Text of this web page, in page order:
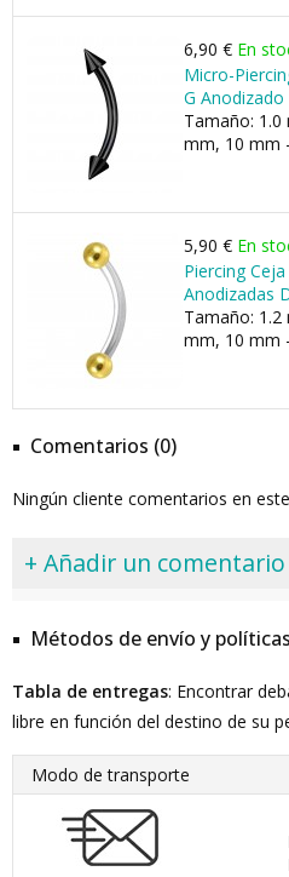
6,90 € En
Micro-
G
Tamaño: 1.0
mm, 10 mm
5,90 € En
Piercing
Anodizadas
Tamaño: 1.2
mm, 10 mm
Comentarios (0)
Ningún cliente comentarios en
+ Añadir un comentario
Métodos de envío y
Tabla de entregas: Encontrar
libre en función del destino de su
Modo de transporte